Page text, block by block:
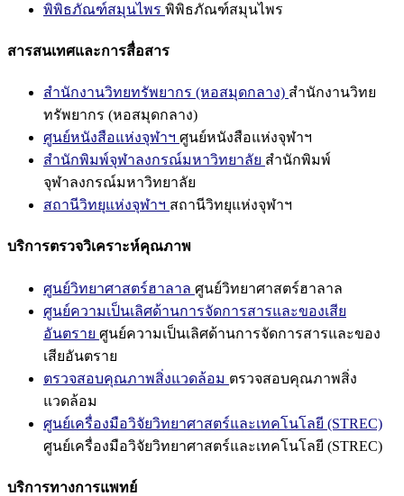
พิพิธภัณฑ์สมุนไพร พิพิธภัณฑ์สมุนไพร
สารสนเทศและการสื่อสาร
สำนักงานวิทยทรัพยากร (หอสมุดกลาง) สำนักงานวิทย
ทรัพยากร (หอสมุดกลาง)
ศูนย์หนังสือแห่งจุฬาฯ ศูนย์หนังสือแห่งจุฬาฯ
สำนักพิมพ์จุฬาลงกรณ์มหาวิทยาลัย สำนักพิมพ์
จุฬาลงกรณ์มหาวิทยาลัย
สถานีวิทยุแห่งจุฬาฯ สถานีวิทยุแห่งจุฬาฯ
บริการตรวจวิเคราะห์คุณภาพ
ศูนย์วิทยาศาสตร์ฮาลาล ศูนย์วิทยาศาสตร์ฮาลาล
ศูนย์ความเป็นเลิศด้านการจัดการสารและของเสีย
อันตราย ศูนย์ความเป็นเลิศด้านการจัดการสารและของ
เสียอันตราย
ตรวจสอบคุณภาพสิ่งแวดล้อม ตรวจสอบคุณภาพสิ่ง
แวดล้อม
ศูนย์เครื่องมือวิจัยวิทยาศาสตร์และเทคโนโลยี (STREC)
ศูนย์เครื่องมือวิจัยวิทยาศาสตร์และเทคโนโลยี (STREC)
บริการทางการแพทย์